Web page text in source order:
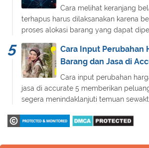
Cara melihat keranjang
terhapus harus dilaksanakan karena
proses alokasi barang yang dapat
Cara Input Perubahan
Barang dan Jasa di
Cara input perubahan
jasa di accurate 5 memberikan
segera menindaklanjuti temuan